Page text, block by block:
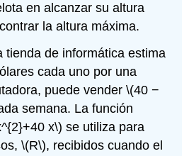
en alcanzar su altura
la altura máxima.
tienda de informática estima
cada uno por una
puede vender\(40 −
semana. La función
x\) se utiliza para
\(R\), recibidos cuando el